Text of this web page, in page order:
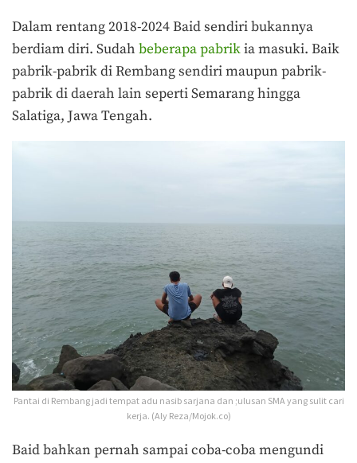
Dalam rentang 2018-2024 Baid sendiri bukannya
berdiam diri. Sudah beberapa pabrikia masuki. Baik
pabrik-pabrik di Rembang sendiri maupun pabrik-
pabrik di daerah lain seperti Semarang hingga
Salatiga, Jawa Tengah.
Pantai di Rembang jadi tempat adu nasib sarjana dan ;ulusan SMA yang sulit cari
kerja. (Aly Reza/Mojok.co)
Baid bahkan pernah sampai coba-coba mengundi